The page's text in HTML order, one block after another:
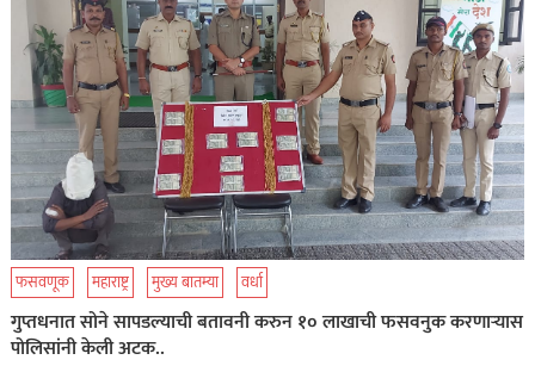
फसवणूक महाराष्ट्र मुख्य बातम्या वर्धा
गुप्तधनात सोने सापडल्याची बतावनी करुन १० लाखाची फसवनुक करणाऱ्यास
पोलिसांनी केली अटक..